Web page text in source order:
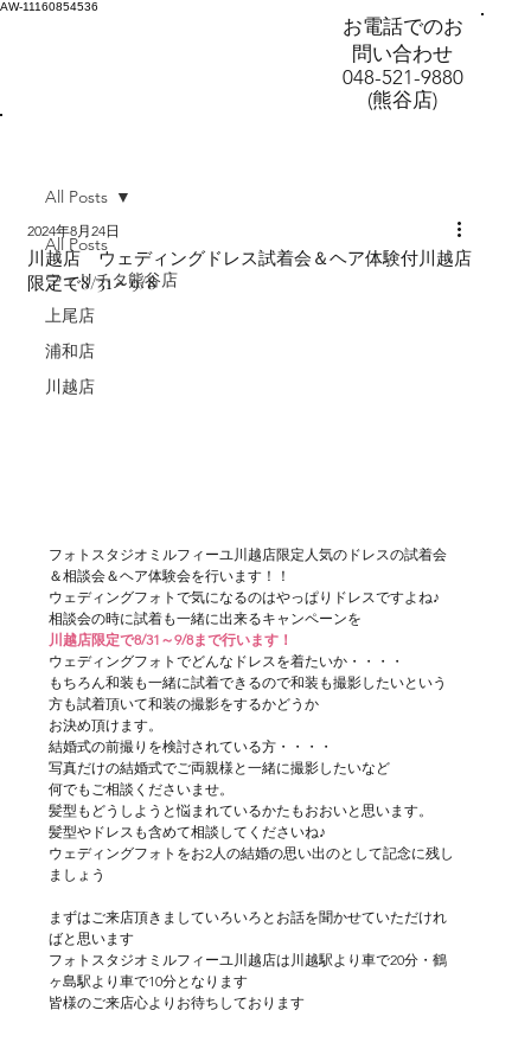
AW-11160854536
お電話でのお
問い合わせ
048-521-9880
(熊谷店)
All Posts
フェリチタ熊谷店
上尾店
浦和店
川越店
All Posts
川越店 ウェディングドレス試着会＆ヘア体験付川越店
限定で8/31～9/8
2024年8月24日
フォトスタジオミルフィーユ川越店限定人気のドレスの試着会
＆相談会＆ヘア体験会を行います！！
ウェディングフォトで気になるのはやっぱりドレスですよね♪
相談会の時に試着も一緒に出来るキャンペーンを
川越店限定で8/31～9/8まで行います！
ウェディングフォトでどんなドレスを着たいか・・・・
もちろん和装も一緒に試着できるので和装も撮影したいという
方も試着頂いて和装の撮影をするかどうか
お決め頂けます。
結婚式の前撮りを検討されている方・・・・
写真だけの結婚式でご両親様と一緒に撮影したいなど
何でもご相談くださいませ。
髪型もどうしようと悩まれているかたもおおいと思います。
髪型やドレスも含めて相談してくださいね♪
ウェディングフォトをお2人の結婚の思い出のとして記念に残し
ましょう
まずはご来店頂きましていろいろとお話を聞かせていただけれ
ばと思います
フォトスタジオミルフィーユ川越店は川越駅より車で20分・鶴
ヶ島駅より車で10分となります
皆様のご来店心よりお待ちしております